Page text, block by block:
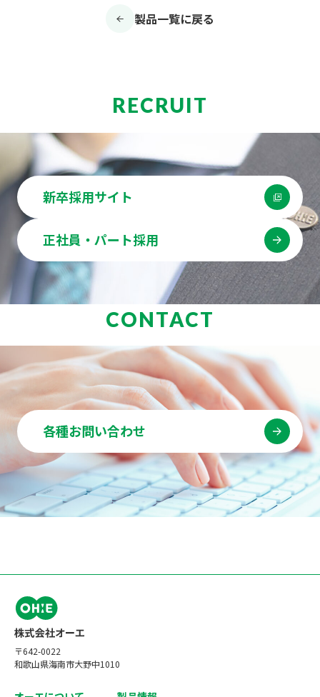
製品一覧に戻る
RECRUIT
新卒採用サイト
正社員・パート採用
CONTACT
各種お問い合わせ
〒642-0022
和歌山県海南市大野中1010